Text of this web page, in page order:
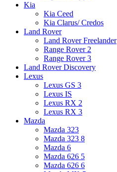
Kia
Kia Ceed
Kia Clarus/ Credos
Land Rover
Land Rover Freelander
Range Rover 2
Range Rover 3
Land Rover Discovery
Lexus
Lexus GS 3
Lexus IS
Lexus RX 2
Lexus RX 3
Mazda
Mazda 323
Mazda 323 8
Mazda 6
Mazda 626 5
Mazda 626 6